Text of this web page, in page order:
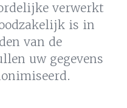
verwerkt
is in
van de
uw gegevens